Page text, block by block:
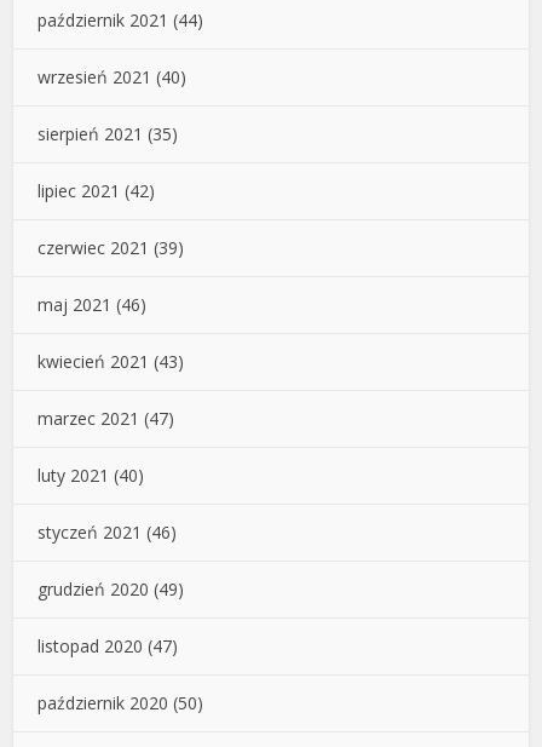
październik 2021 (44)
wrzesień 2021 (40)
sierpień 2021 (35)
lipiec 2021 (42)
czerwiec 2021 (39)
maj 2021 (46)
kwiecień 2021 (43)
marzec 2021 (47)
luty 2021 (40)
styczeń 2021 (46)
grudzień 2020 (49)
listopad 2020 (47)
październik 2020 (50)